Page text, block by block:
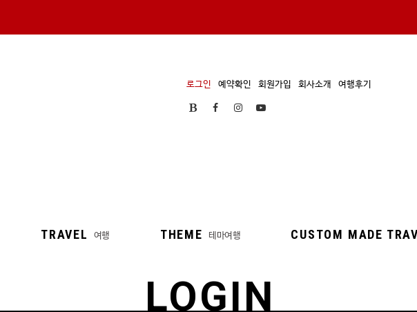
로그인 예약확인 회원가입 회사소개 여행후기
TRAVEL 여행 THEME 테마여행 CUSTOM MADE
LOGIN